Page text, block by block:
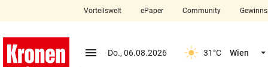
closeSchließen
Vorteilswelt ePaper Community
menu Menü aufklappen
Do., 06.08.2026 31°C Wien